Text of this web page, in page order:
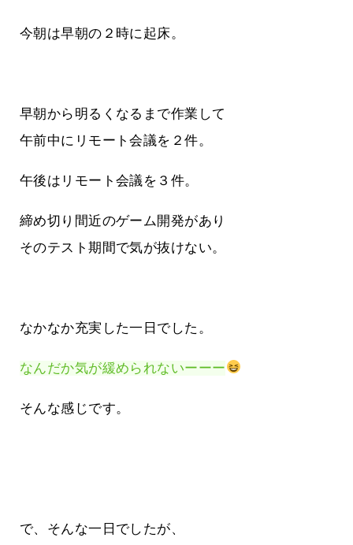
今朝は早朝の２時に起床。
早朝から明るくなるまで作業して
午前中にリモート会議を２件。
午後はリモート会議を３件。
締め切り間近のゲーム開発があり
そのテスト期間で気が抜けない。
なかなか充実した一日でした。
なんだか気が緩められないーーー
そんな感じです。
で、そんな一日でしたが、